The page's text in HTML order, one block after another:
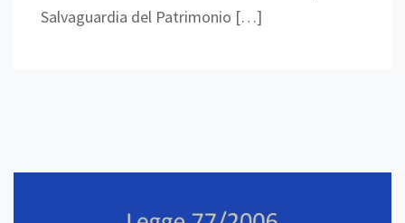
Salvaguardia del Patrimonio […]